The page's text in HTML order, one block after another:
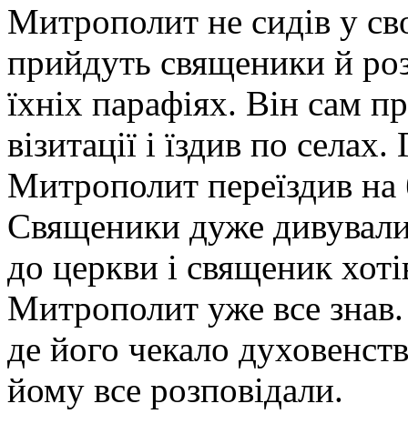
Митрополит не сидів у
прийдуть священики й
їхніх парафіях. Він сам
візитації і їздив по
Митрополит переїздив
Священики дуже
до церкви і священик
Митрополит уже все
де його чекало
йому все розповідали.